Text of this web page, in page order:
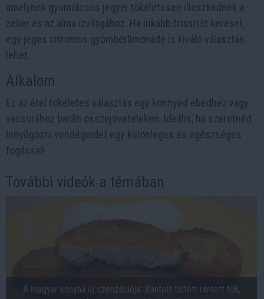
amelynek gyümölcsös jegyei tökéletesen illeszkednek a
zeller és az alma ízvilágához. Ha inkább frissítőt keresel,
egy jeges citromos gyömbérlimonádé is kiváló választás
lehet.
Alkalom
Ez az étel tökéletes választás egy könnyed ebédhez vagy
vacsorához baráti összejöveteleken. Ideális, ha szeretnéd
lenyűgözni vendégeidet egy különleges és egészséges
fogással!
További videók a témában
A magyar konyha új szenzációja: Rántott töltött rántott tök,